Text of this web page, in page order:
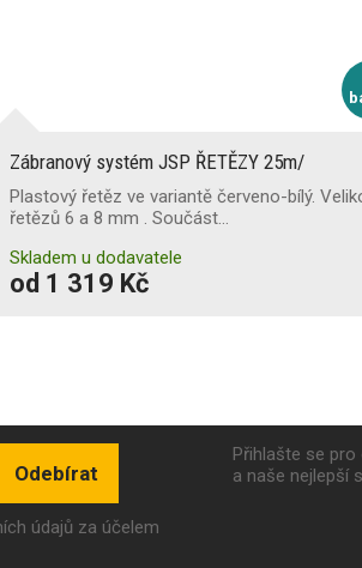
Zábranový systém JSP ŘETĚZY 25m/
Plastový řetěz ve variantě červeno-bílý.
řetězů 6 a 8 mm . Součást…
Skladem u dodavatele
od 1 319 Kč
Odebírat
údajů za účelem
Přihlašte se
a naše nejlepší